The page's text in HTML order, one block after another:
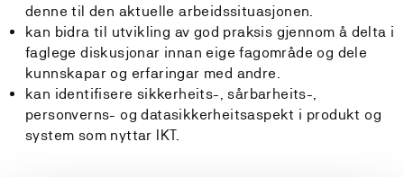
denne til den aktuelle arbeidssituasjonen.
kan bidra til utvikling av god praksis gjennom å delta i
faglege diskusjonar innan eige fagområde og dele
kunnskapar og erfaringar med andre.
kan identifisere sikkerheits-, sårbarheits-,
personverns- og datasikkerheitsaspekt i produkt og
system som nyttar IKT.